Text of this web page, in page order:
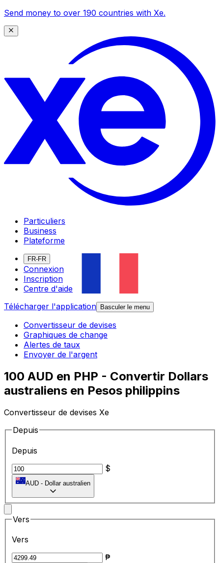
Send money to over 190 countries with Xe.
Particuliers
Business
Plateforme
FR-FR
Connexion
Inscription
Centre d'aide
Télécharger l'application
Basculer le menu
Convertisseur de devises
Graphiques de change
Alertes de taux
Envoyer de l'argent
100 AUD en PHP - Convertir Dollars
australiens en Pesos philippins
Convertisseur de devises Xe
Depuis
Depuis
$
AUD - Dollar australien
Vers
Vers
₱